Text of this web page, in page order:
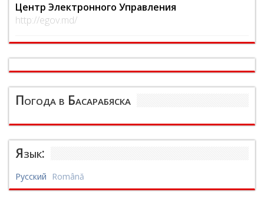
Центр Электронного Управления
http://egov.md/
Погода в Басарабяска
Язык:
Русский Română